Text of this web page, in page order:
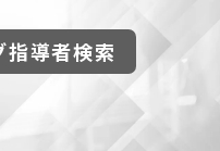
指導者検索